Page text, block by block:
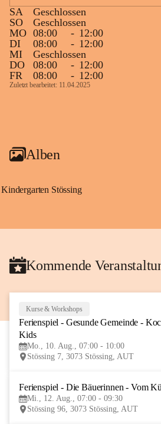
SA
Geschlossen
SO
Geschlossen
MO 08:00 - 12:00
DI
08:00 - 12:00
MI
Geschlossen
DO
08:00 - 12:00
FR
08:00 - 12:00
Zuletzt bearbeitet: 11.04.2025
Alben
Kindergarten Stössing
Kommende
Kurse & Workshops
Ferienspiel - Gesunde Gemeinde -
Kids
Mo., 10. Aug., 07:00 - 10:00
Stössing 7, 3073 Stössing, AUT
Ferienspiel - Die Bäuerinnen - Vom
Mi., 12. Aug., 07:00 - 09:30
Stössing 96, 3073 Stössing, AUT